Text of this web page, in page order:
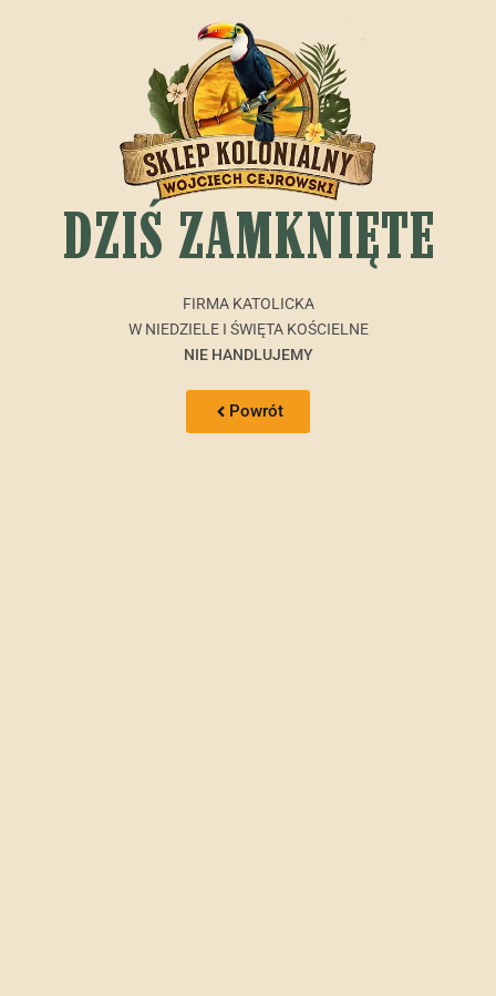
DZIŚ ZAMKNIĘTE
FIRMA KATOLICKA
W NIEDZIELE I ŚWIĘTA KOŚCIELNE
NIE HANDLUJEMY
Powrót